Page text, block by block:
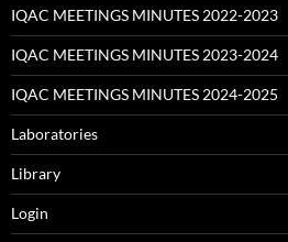
IQAC MEETINGS MINUTES 2022-2023
IQAC MEETINGS MINUTES 2023-2024
IQAC MEETINGS MINUTES 2024-2025
Laboratories
Library
Login